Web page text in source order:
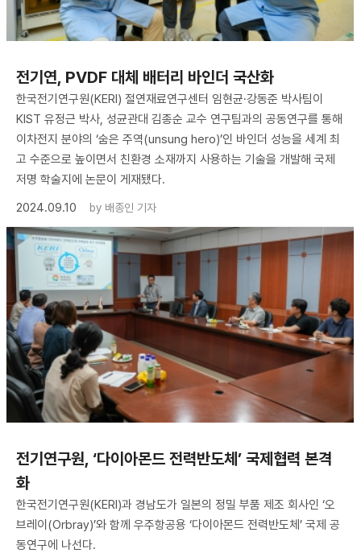
전기연, PVDF 대체 배터리 바인더 국산화
한국전기연구원(KERI) 절연재료연구센터 임현균·강동준 박사팀이
KIST 유정근 박사, 성균관대 김종순 교수 연구팀과의 공동연구를 통해
이차전지 분야의 ‘숨은 주역(unsung hero)’인 바인더 성능을 세계 최
고 수준으로 높이면서 친환경 소재까지 사용하는 기술을 개발해 국제
저명 학술지에 논문이 게재됐다.
2024.09.10
by 배종인 기자
전기연구원, ‘다이아몬드 전력반도체’ 국제협력 본격
화
한국전기연구원(KERI)과 경남도가 일본의 정밀 부품 제조 회사인 ‘오
브레이(Orbray)’와 함께 우주항공용 ‘다이아몬드 전력반도체’ 국제 공
동연구에 나선다.